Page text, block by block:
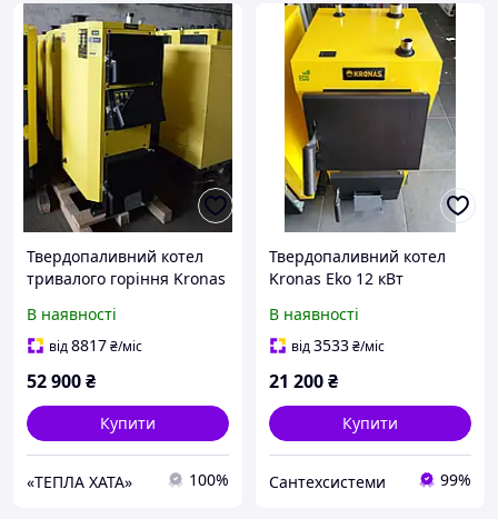
Твердопаливний котел
тривалого горіння Kronas
В наявності
від8817₴/міс
52 900₴
Купити
«ТЕПЛА ХАТА» 100%
Твердопаливний котел
Kronas Eko 12 кВт
В наявності
від3533₴/міс
21 200₴
Купити
Сантехсистеми 99%